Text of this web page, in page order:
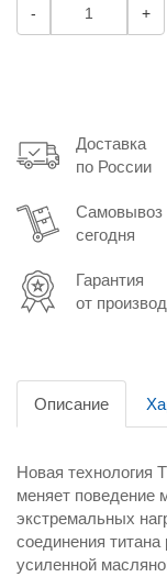
- +
Доставка
по России
Самовывоз
сегодня
Гарантия
от
Описание
Новая технология
меняет поведение
экстремальных
соединения
усиленной